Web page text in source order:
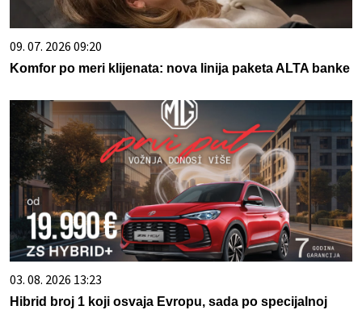
09. 07. 2026 09:20
Komfor po meri klijenata: nova linija paketa ALTA banke
03. 08. 2026 13:23
Hibrid broj 1 koji osvaja Evropu, sada po specijalnoj